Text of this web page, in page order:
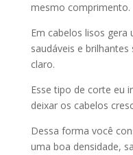
mesmo comprimento.
Em cabelos lisos
saudáveis e
claro.
Esse tipo de corte eu
deixar os cabelos
Dessa forma você
uma boa densidade,